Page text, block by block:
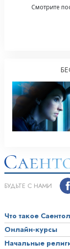
Смотрите
БУДЬТЕ С НАМИ
Что такое
Онлайн-курсы
Начальные